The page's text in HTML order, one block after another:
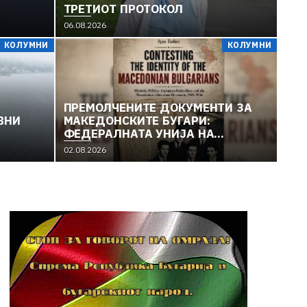
ТРЕТИОТ ПРОТОКОЛ
06.08.2026
КОЛУМНИ КОЛУМНИ
ПРЕМОЛЧЕНИТЕ ДОКУМЕНТИ ЗА
МАКЕДОНСКИТЕ БУГАРИ:
ФЕДЕРАЛНАТА УНИЈА НА
ЕВРОПСКИТЕ НАЦИОНАЛНОСТИ И
МАКЕДОНСКОТО
02.08.2026